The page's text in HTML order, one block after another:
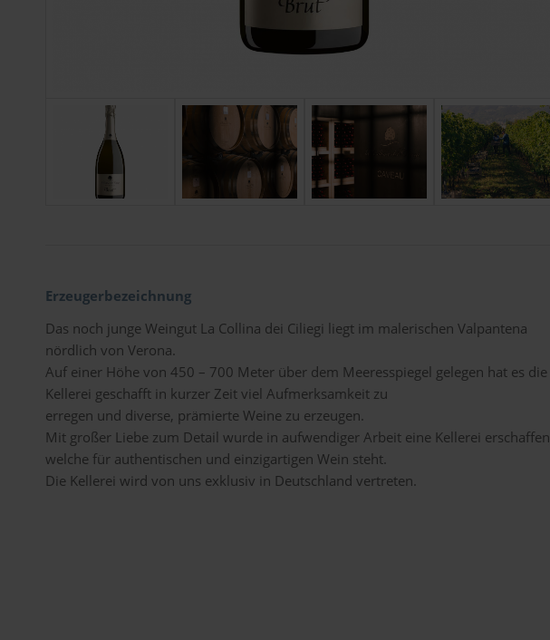
Erzeugerbezeichnung
Das noch junge Weingut La Collina dei Ciliegi liegt im malerischen Valpantena
nördlich von Verona.
Auf einer Höhe von 450 – 700 Meter über dem Meeresspiegel gelegen hat es die
Kellerei geschafft in kurzer Zeit viel Aufmerksamkeit zu
erregen und diverse, prämierte Weine zu erzeugen.
Mit großer Liebe zum Detail wurde in aufwendiger Arbeit eine Kellerei erschaffen
welche für authentischen und einzigartigen Wein steht.
Die Kellerei wird von uns exklusiv in Deutschland vertreten.